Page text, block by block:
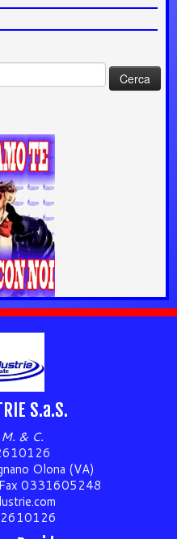
S.a.S.
& C.
Olona (VA)
0331605248